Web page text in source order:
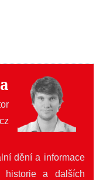
dění a informace
historie a dalších